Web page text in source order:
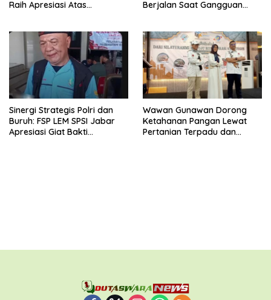
Raih Apresiasi Atas
Berjalan Saat Gangguan
Sinergi Strategis Polri dan
Buruh: FSP LEM SPSI Jabar
Apresiasi Giat Bakti
Wawan Gunawan Dorong
Ketahanan Pangan Lewat
Pertanian Terpadu dan